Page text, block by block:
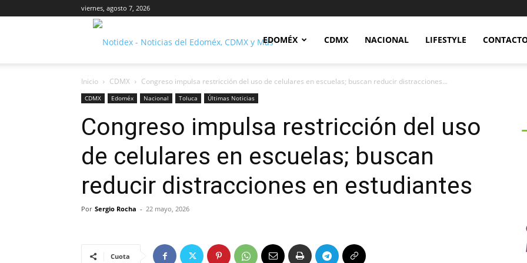
viernes, agosto 7, 2026
Notidex
EDOMÉX CDMX NACIONAL LIFESTYLE
Inicio CDMX Congreso impulsa restricción del uso de celulares en escuelas; buscan reducir distracciones...
CDMX Edoméx Nacional Toluca Últimas Noticias
Congreso impulsa restricción del uso
de celulares en escuelas; buscan
reducir distracciones en estudiantes
Por Sergio Rocha - 22 mayo, 2026
Cuota